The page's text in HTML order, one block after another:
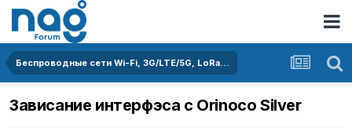
Беспроводные сети Wi-Fi, 3G/LTE/5G, LoRa...
Зависание интерфэса с Orinoco Silver